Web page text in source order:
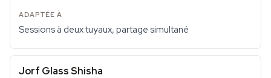
Sessions à deux tuyaux, partage simultané
Jorf Glass Shisha